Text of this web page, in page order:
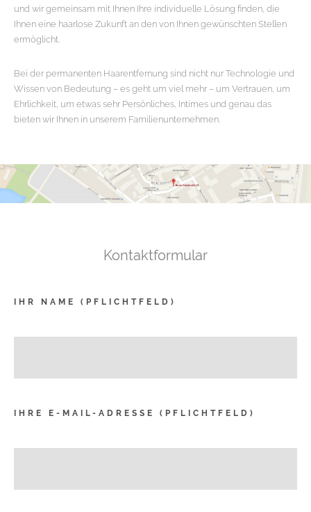
und wir gemeinsam mit Ihnen Ihre individuelle Lösung finden, die
Ihnen eine haarlose Zukunft an den von Ihnen gewünschten Stellen
ermöglicht.
Bei der permanenten Haarentfernung sind nicht nur Technologie und
Wissen von Bedeutung – es geht um viel mehr – um Vertrauen, um
Ehrlichkeit, um etwas sehr Persönliches, Intimes und genau das
bieten wir Ihnen in unserem Familienunternehmen.
Kontaktformular
IHR NAME (PFLICHTFELD)
IHRE E-MAIL-ADRESSE (PFLICHTFELD)